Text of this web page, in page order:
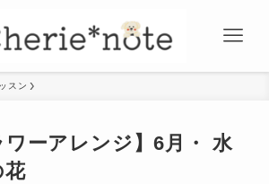
スン
ワーアレンジ】6月・ 水
花